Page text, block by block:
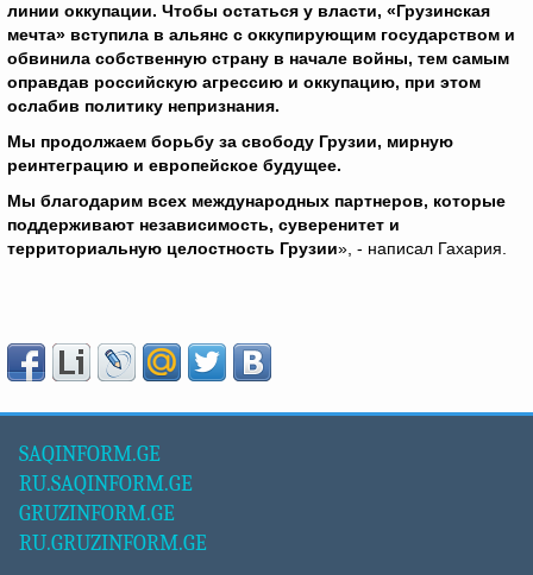
линии оккупации. Чтобы остаться у власти, «Грузинская
мечта» вступила в альянс с оккупирующим государством и
обвинила собственную страну в начале войны, тем самым
оправдав российскую агрессию и оккупацию, при этом
ослабив политику непризнания.
Мы продолжаем борьбу за свободу Грузии, мирную
реинтеграцию и европейское будущее.
Мы благодарим всех международных партнеров, которые
поддерживают независимость, суверенитет и
территориальную целостность Грузии», - написал Гахария.
SAQINFORM.GE
RU.SAQINFORM.GE
GRUZINFORM.GE
RU.GRUZINFORM.GE